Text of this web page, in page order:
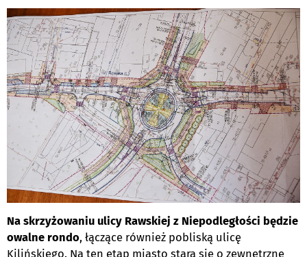
Na skrzyżowaniu ulicy Rawskiej z Niepodległości będzie
owalne rondo, łączące również pobliską ulicę
Kilińskiego. Na ten etap miasto stara się o zewnętrzne